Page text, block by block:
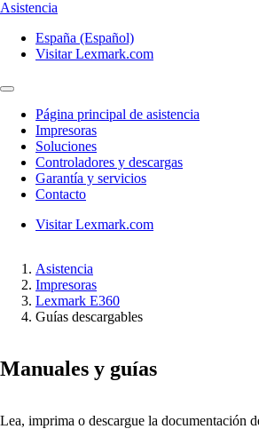
Asistencia
España (Español)
Visitar Lexmark.com
Página principal de asistencia
Impresoras
Soluciones
Controladores y descargas
Garantía y servicios
Contacto
Visitar Lexmark.com
Asistencia
Impresoras
Lexmark E360
Guías descargables
Manuales y guías
Lea, imprima o descargue la documentación